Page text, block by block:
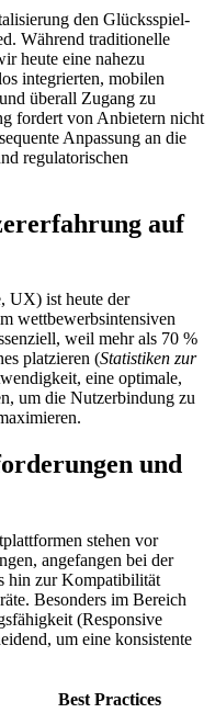
den Glücksspiel-
Während traditionelle
heute eine nahezu
integrierten, mobilen
überall Zugang zu
fordert von Anbietern nicht
Anpassung an die
regulatorischen
auf
UX) ist heute der
wettbewerbsintensiven
weil mehr als 70 %
platzieren (Statistiken zur
eine optimale,
um die Nutzerbindung zu
und
stehen vor
angefangen bei der
hin zur Kompatibilität
Besonders im Bereich
(Responsive
um eine konsistente
Best Practices